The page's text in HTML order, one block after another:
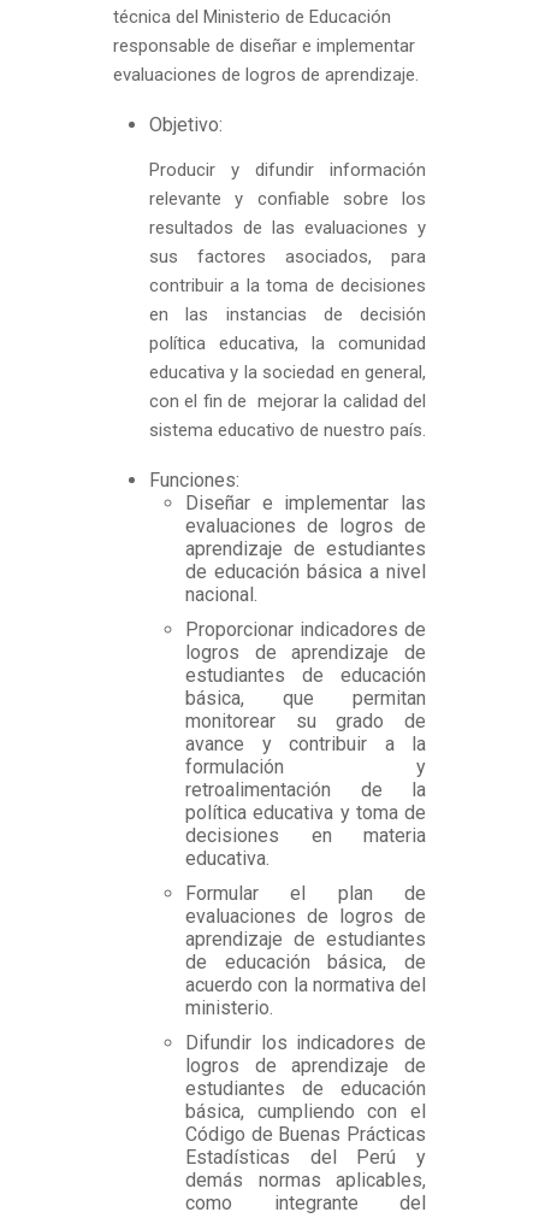
técnica del Ministerio de Educación
responsable de diseñar e implementar
evaluaciones de logros de aprendizaje.
Objetivo:
Producir y difundir información
relevante y confiable sobre los
resultados de las evaluaciones y
sus factores asociados, para
contribuir a la toma de decisiones
en las instancias de decisión
política educativa, la comunidad
educativa y la sociedad en general,
con el fin de mejorar la calidad del
sistema educativo de nuestro país.
Funciones:
Diseñar e implementar las
evaluaciones de logros de
aprendizaje de estudiantes
de educación básica a nivel
nacional.
Proporcionar indicadores de
logros de aprendizaje de
estudiantes de educación
básica, que permitan
monitorear su grado de
avance y contribuir a la
formulación y
retroalimentación de la
política educativa y toma de
decisiones en materia
educativa.
Formular el plan de
evaluaciones de logros de
aprendizaje de estudiantes
de educación básica, de
acuerdo con la normativa del
ministerio.
Difundir los indicadores de
logros de aprendizaje de
estudiantes de educación
básica, cumpliendo con el
Código de Buenas Prácticas
Estadísticas del Perú y
demás normas aplicables,
como integrante del